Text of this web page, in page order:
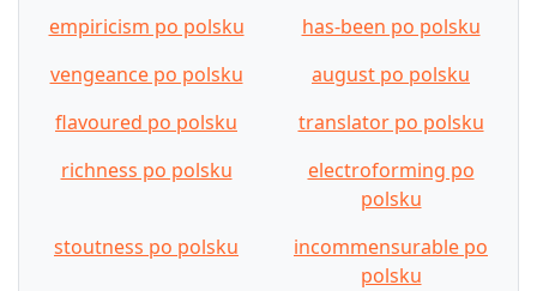
empiricism po polsku
has-been po polsku
vengeance po polsku
august po polsku
flavoured po polsku
translator po polsku
richness po polsku
electroforming po
polsku
stoutness po polsku
incommensurable po
polsku